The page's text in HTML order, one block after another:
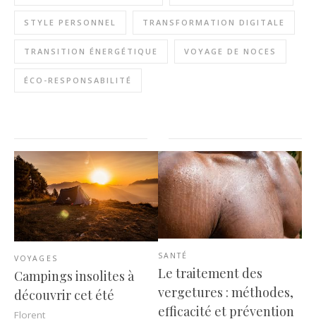
STYLE PERSONNEL TRANSFORMATION DIGITALE
TRANSITION ÉNERGÉTIQUE VOYAGE DE NOCES
ÉCO-RESPONSABILITÉ
VOYAGES
Campings insolites à
découvrir cet été
Florent
SANTÉ
Le traitement des
vergetures : méthodes,
efficacité et prévention